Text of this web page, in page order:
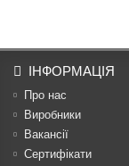
ІНФОРМАЦІЯ
Про нас
Виробники
Вакансії
Сертифікати